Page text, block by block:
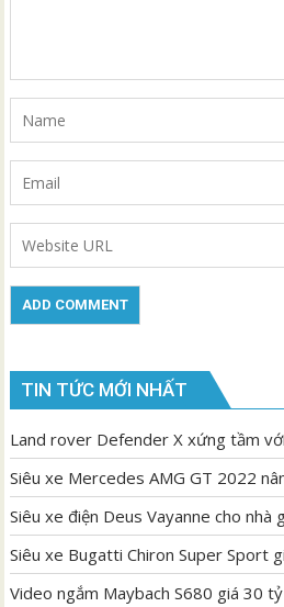
TIN TỨC MỚI NHẤT
Land rover Defender X xứng tầm
Siêu xe Mercedes AMG GT 2022
Siêu xe điện Deus Vayanne cho nhà
Siêu xe Bugatti Chiron Super Sport
Video ngắm Maybach S680 giá 30